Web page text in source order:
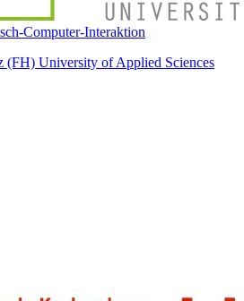
Computer-Interaktion
(FH) University of Applied Sciences